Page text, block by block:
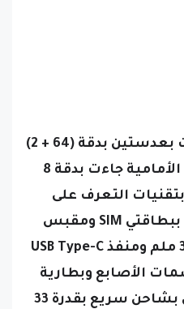
وكاميرته الرئيسية جاءت بعدستين بدقة (64 + 2)
ميجابكسل والكاميرا الأمامية جاءت بدقة 8
التعرف على
ودعمته Realme ببطاقتي SIM ومقبس
سماعة رأس مقاس 3.5 ملم ومنفذ USB Type-C
الأصابع وبطارية
5000 مللي أمبير تعمل بشاحن سريع بقدرة 33